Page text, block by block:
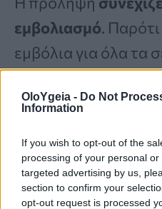
OloYgeia - Do Not
Information
If you wish to opt-out of the
processing of your personal
targeted advertising by us,
section to confirm your
opt-out request is processed
εμβολιασμό.
εμβόλια για όλα τα
τεράστια πρόοδος
τον ιό της
ανθρωπίνων